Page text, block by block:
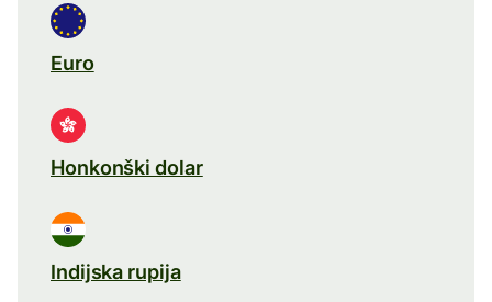
Euro
Honkonški dolar
Indijska rupija